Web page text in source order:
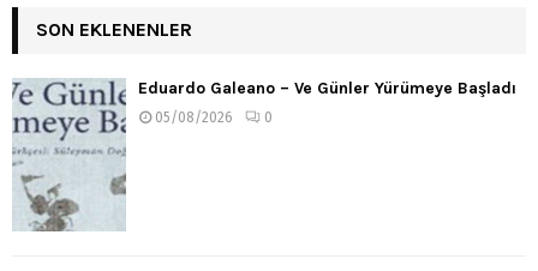
SON EKLENENLER
Eduardo Galeano – Ve Günler Yürümeye Başladı
05/08/2026 0